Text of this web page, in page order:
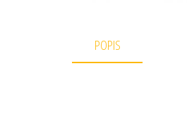
POPIS